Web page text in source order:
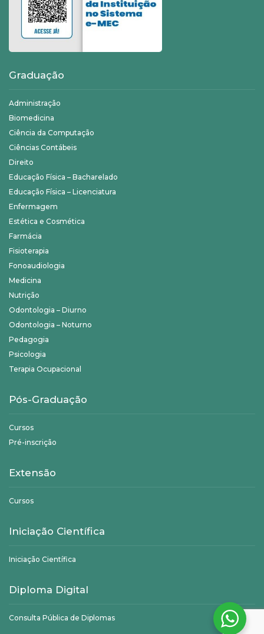
Graduação
Administração
Biomedicina
Ciência da Computação
Ciências Contábeis
Direito
Educação Física – Bacharelado
Educação Física – Licenciatura
Enfermagem
Estética e Cosmética
Farmácia
Fisioterapia
Fonoaudiologia
Medicina
Nutrição
Odontologia – Diurno
Odontologia – Noturno
Pedagogia
Psicologia
Terapia Ocupacional
Pós-Graduação
Cursos
Pré-inscrição
Extensão
Cursos
Iniciação Científica
Iniciação Científica
Diploma Digital
Consulta Pública de Diplomas